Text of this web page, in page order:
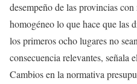
desempeño de las provincias
homogéneo lo que hace que las
los primeros ocho lugares no
consecuencia relevantes, señala
Cambios en la normativa